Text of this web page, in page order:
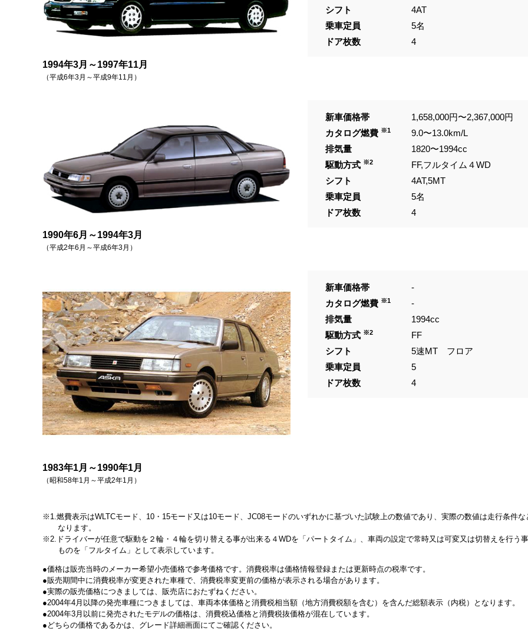
1994年3月～1997年11月
（平成6年3月～平成9年11月）
シフト
4AT
乗車定員
5名
ドア枚数
4
1990年6月～1994年3月
（平成2年6月～平成6年3月）
新車価格帯
1,658,000円〜2,367,000円
カタログ燃費 ※1
9.0〜13.0km/L
排気量
1820〜1994cc
駆動方式 ※2
FF,フルタイム４WD
シフト
4AT,5MT
乗車定員
5名
ドア枚数
4
1983年1月～1990年1月
（昭和58年1月～平成2年1月）
新車価格帯
-
カタログ燃費 ※1
-
排気量
1994cc
駆動方式 ※2
FF
シフト
5速MT フロア
乗車定員
5
ドア枚数
4
1.燃費表示はWLTCモード、10・15モード又は10モード、JC08モードのいずれかに基づいた試験上の数値であり、実際の数値は走行条件な
なります。
2.ドライバーが任意で駆動を２輪・４輪を切り替える事が出来る４WDを「パートタイム」、車両の設定で常時又は可変又は切替えを行う
ものを「フルタイム」として表示しています。
価格は販売当時のメーカー希望小売価格で参考価格です。消費税率は価格情報登録または更新時点の税率です。
販売期間中に消費税率が変更された車種で、消費税率変更前の価格が表示される場合があります。
実際の販売価格につきましては、販売店におたずねください。
2004年4月以降の発売車種につきましては、車両本体価格と消費税相当額（地方消費税額を含む）を含んだ総額表示（内税）となります。
2004年3月以前に発売されたモデルの価格は、消費税込価格と消費税抜価格が混在しています。
どちらの価格であるかは、グレード詳細画面にてご確認ください。